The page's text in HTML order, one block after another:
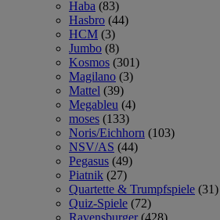
Haba (83)
Hasbro (44)
HCM (3)
Jumbo (8)
Kosmos (301)
Magilano (3)
Mattel (39)
Megableu (4)
moses (133)
Noris/Eichhorn (103)
NSV/AS (44)
Pegasus (49)
Piatnik (27)
Quartette & Trumpfspiele (31)
Quiz-Spiele (72)
Ravensburger (428)